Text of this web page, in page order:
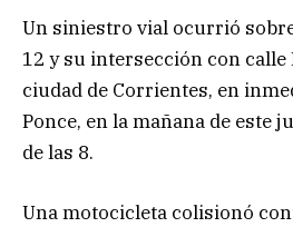
Un siniestro vial ocurrió
12 y su intersección con calle
ciudad de Corrientes, en
Ponce, en la mañana de este
de las 8.
Una motocicleta colisionó